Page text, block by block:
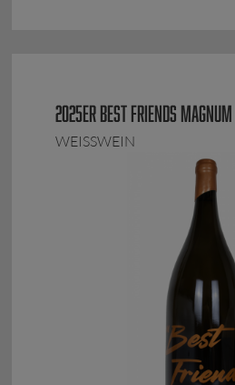
2025ER BEST FRIENDS MAGNUM
WEISSWEIN